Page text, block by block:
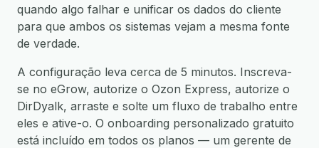
quando algo falhar e unificar os dados do cliente
para que ambos os sistemas vejam a mesma fonte
de verdade.
A configuração leva cerca de 5 minutos. Inscreva-
se no eGrow, autorize o Ozon Express, autorize o
DirDyalk, arraste e solte um fluxo de trabalho entre
eles e ative-o. O onboarding personalizado gratuito
está incluído em todos os planos — um gerente de